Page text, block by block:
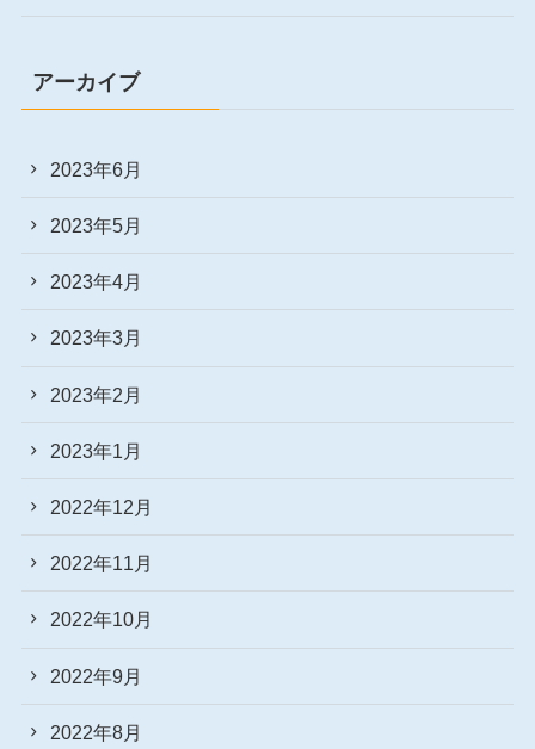
アーカイブ
2023年6月
2023年5月
2023年4月
2023年3月
2023年2月
2023年1月
2022年12月
2022年11月
2022年10月
2022年9月
2022年8月